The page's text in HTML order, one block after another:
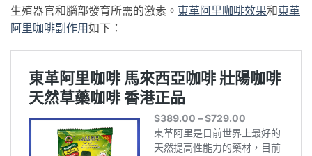
生殖器官和腦部發育所需的激素。 東革阿里咖啡效果和東革
阿里咖啡副作用如下：